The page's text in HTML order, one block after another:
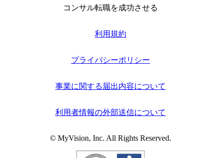
コンサル転職を成功させる
利用規約
プライバシーポリシー
事業に関する届出内容について
利用者情報の外部送信について
© MyVision, Inc. All Rights Reserved.